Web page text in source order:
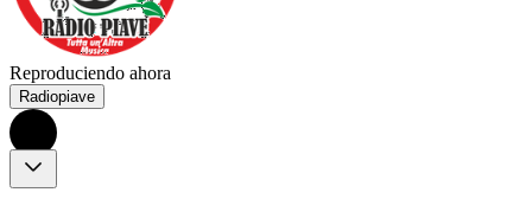
Reproduciendo ahora
Radiopiave